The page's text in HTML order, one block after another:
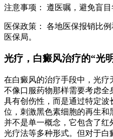
注意事项： 遵医嘱，避免盲
医保政策： 各地医保报销比
医保局。
光疗，白癜风治疗的“光
在白癜风的治疗手段中，光疗
不像口服药物那样需要考虑
具有创伤性，而是通过特定
位，刺激黑色素细胞的再生
并不是单一概念，它包含了
光疗法等多种形式。但对于